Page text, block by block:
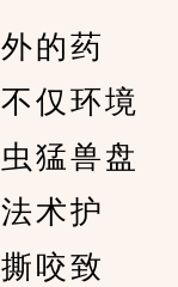
的药
仅环境
猛兽盘
术护
咬致